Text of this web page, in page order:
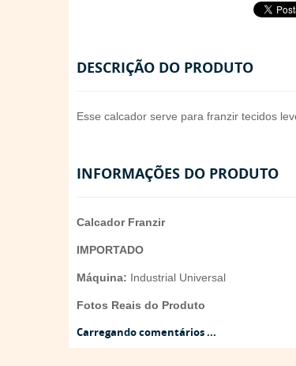
DESCRIÇÃO DO PRODUTO
Esse calcador serve para franzir tecidos
INFORMAÇÕES DO PRODUTO
Calcador Franzir
IMPORTADO
Máquina: Industrial Universal
Fotos Reais do Produto
Carregando comentários ...